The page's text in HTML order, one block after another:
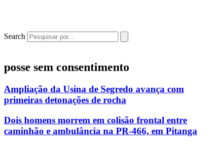
Search
posse sem consentimento
Ampliação da Usina de Segredo avança com
primeiras detonações de rocha
Dois homens morrem em colisão frontal entre
caminhão e ambulância na PR-466, em Pitanga